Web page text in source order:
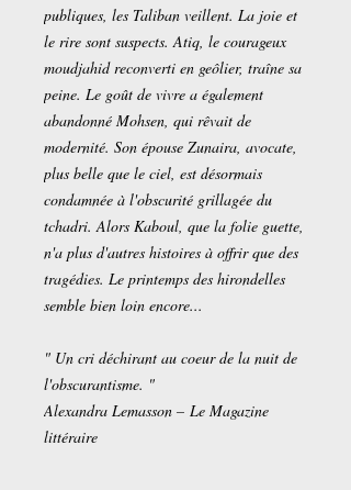
publiques, les Taliban veillent. La joie et
le rire sont suspects. Atiq, le courageux
moudjahid reconverti en geôlier, traîne sa
peine. Le goût de vivre a également
abandonné Mohsen, qui rêvait de
modernité. Son épouse Zunaira, avocate,
plus belle que le ciel, est désormais
condamnée à l'obscurité grillagée du
tchadri. Alors Kaboul, que la folie guette,
n'a plus d'autres histoires à offrir que des
tragédies. Le printemps des hirondelles
semble bien loin encore...
" Un cri déchirant au coeur de la nuit de
l'obscurantisme. "
Alexandra Lemasson – Le Magazine
littéraire